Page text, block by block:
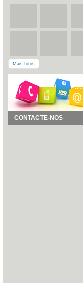
Mais fotos
CONTACTE-NOS